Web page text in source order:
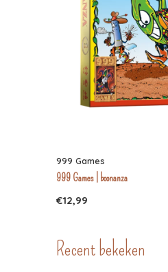
999 Games
999 Games | boonanza
€12,99
Recent bekeken